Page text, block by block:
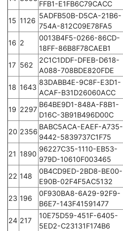
FFB1-E1FB6C79CACC
15 1126
5ADFB50B-D5CA-21B6-
754A-812C09E78FA5
16 2
0013B4F5-0266-86CD-
18FF-86B8F78CAEB1
17 562
2C1C1DDF-DFEB-D618-
A088-708BDE820FDE
18 1643
83DABB4E-9C8F-E3D1-
ACAF-B31D26060ACC
19 2297
B64BE9D1-848A-F8B1-
D16C-3B91B496D00C
20 2356
BABC5ACA-EAEF-A735-
9442-5839737C1F75
21 1890
96227C35-1110-EB53-
979D-10610F003465
22 148
0B4CD9ED-2BD8-BE00-
E90B-02F4F5AC5132
23 196
0F930BA8-6A29-92F9-
B6E7-143F41591477
24 217
10E75D59-451F-6405-
5ED2-C23131F174B6